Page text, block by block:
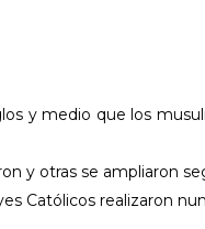
y medio que los
y otras se ampliaron
Católicos realizaron